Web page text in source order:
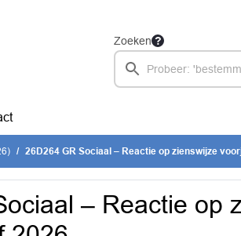
Zoeken
26D264 GR Sociaal – Reactie op zienswijze
– Reactie op